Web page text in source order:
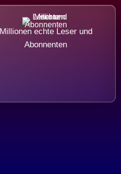
Millionen echte Leser und
Abonnenten